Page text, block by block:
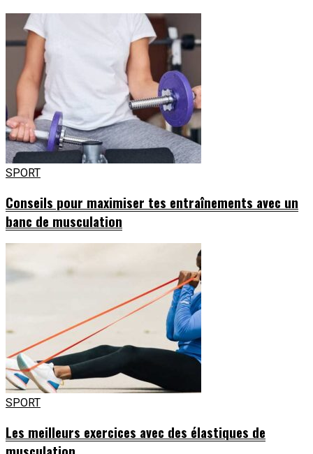
SPORT
Conseils pour maximiser tes entraînements avec un
banc de musculation
SPORT
Les meilleurs exercices avec des élastiques de